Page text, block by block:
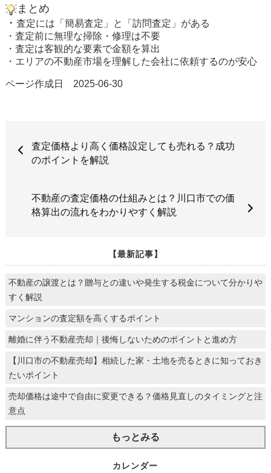
まとめ
・ 査定には「簡易査定」と「訪問査定」がある
・ 査定前に無理な掃除・修理は不要
・ 査定は客観的な要素で金額を算出
・エリアの不動産市場を理解した会社に依頼するのが安心
ページ作成日 2025-06-30
査定価格より高く価格設定しても売れる？成功
のポイントを解説
不動産の査定価格の仕組みとは？川口市での価
格算出の流れをわかりやすく解説
【最新記事】
不動産の譲渡とは？贈与との違いや発生する税金について分かりや
すく解説
マンションの査定額を高くするポイント
離婚に伴う不動産売却｜後悔しないためのポイントと進め方
【川口市の不動産売却】相続した家・土地を売るときに知っておき
たいポイント
売却価格は途中で自由に変更できる？価格見直しのタイミングと注
意点
もっとみる
カレンダー